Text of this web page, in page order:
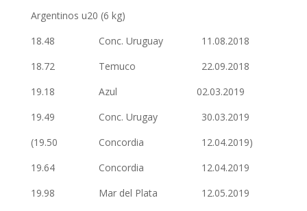
Argentinos u20 (6 kg)
18.48 Conc. Uruguay 11.08.2018
18.72 Temuco 22.09.2018
19.18 Azul 02.03.2019
19.49 Conc. Urugay 30.03.2019
(19.50 Concordia 12.04.2019)
19.64 Concordia 12.04.2019
19.98 Mar del Plata 12.05.2019